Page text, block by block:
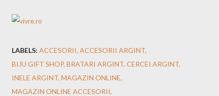
LABELS: ACCESORII ACCESORII ARGINT
BIJU GIFT SHOP BRATARI ARGINT CERCEI ARGINT
INELE ARGINT MAGAZIN ONLINE
MAGAZIN ONLINE ACCESORII